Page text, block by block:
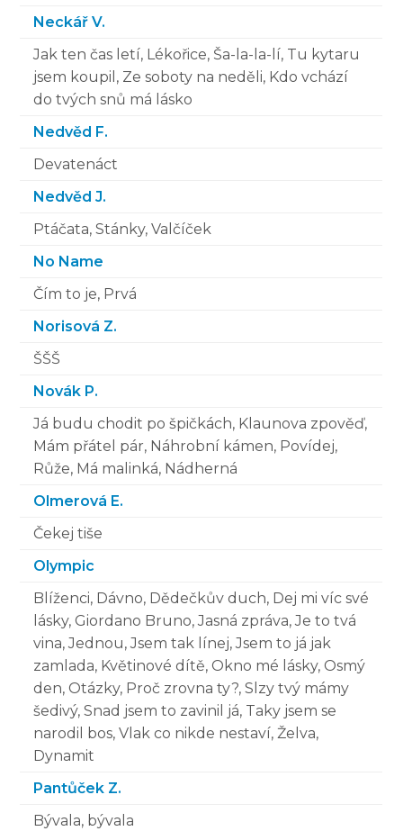
Neckář V.
Jak ten čas letí, Lékořice, Ša-la-la-lí, Tu kytaru
jsem koupil, Ze soboty na neděli, Kdo vchází
do tvých snů má lásko
Nedvěd F.
Devatenáct
Nedvěd J.
Ptáčata, Stánky, Valčíček
No Name
Čím to je, Prvá
Norisová Z.
ŠŠŠ
Novák P.
Já budu chodit po špičkách, Klaunova zpověď,
Mám přátel pár, Náhrobní kámen, Povídej,
Růže, Má malinká, Nádherná
Olmerová E.
Čekej tiše
Olympic
Blíženci, Dávno, Dědečkův duch, Dej mi víc své
lásky, Giordano Bruno, Jasná zpráva, Je to tvá
vina, Jednou, Jsem tak línej, Jsem to já jak
zamlada, Květinové dítě, Okno mé lásky, Osmý
den, Otázky, Proč zrovna ty?, Slzy tvý mámy
šedivý, Snad jsem to zavinil já, Taky jsem se
narodil bos, Vlak co nikde nestaví, Želva,
Dynamit
Pantůček Z.
Bývala, bývala